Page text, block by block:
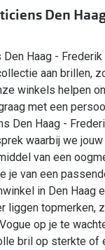
Den
Haag -
aan brillen,
winkels helpen
met een
Den Haag -
waarbij we
van een
je van een
in Den Haag
liggen topmerken,
op je te
bril op sterkte of